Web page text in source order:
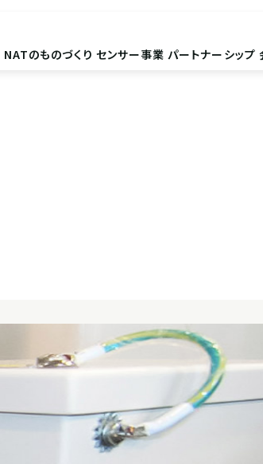
NATのものづくり センサー事業 パートナーシップ